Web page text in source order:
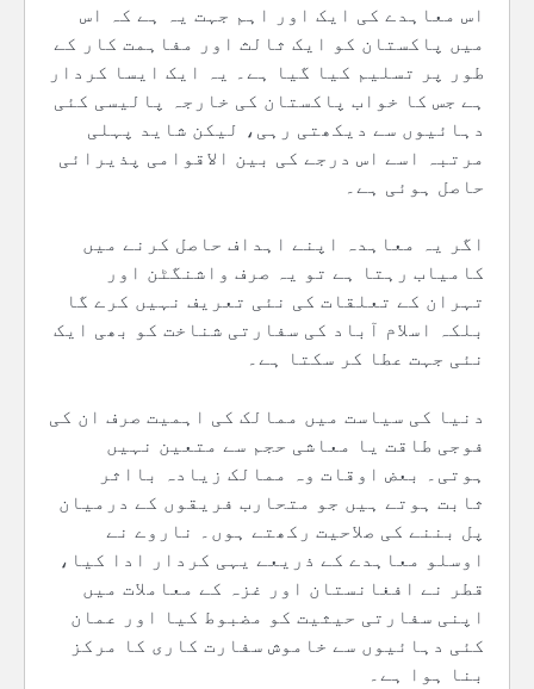
اس معاہدے کی ایک اور اہم جہت یہ ہے کہ اس
میں پاکستان کو ایک ثالث اور مفاہمت کار کے
طور پر تسلیم کیا گیا ہے۔ یہ ایک ایسا کردار
ہے جس کا خواب پاکستان کی خارجہ پالیسی کئی
دہائیوں سے دیکھتی رہی، لیکن شاید پہلی
مرتبہ اسے اس درجے کی بین الاقوامی پذیرائی
حاصل ہوئی ہے۔
اگر یہ معاہدہ اپنے اہداف حاصل کرنے میں
کامیاب رہتا ہے تو یہ صرف واشنگٹن اور
تہران کے تعلقات کی نئی تعریف نہیں کرے گا
بلکہ اسلام آباد کی سفارتی شناخت کو بھی ایک
نئی جہت عطا کر سکتا ہے۔
دنیا کی سیاست میں ممالک کی اہمیت صرف ان کی
فوجی طاقت یا معاشی حجم سے متعین نہیں
ہوتی۔ بعض اوقات وہ ممالک زیادہ بااثر
ثابت ہوتے ہیں جو متحارب فریقوں کے درمیان
پل بننے کی صلاحیت رکھتے ہوں۔ ناروے نے
اوسلو معاہدے کے ذریعے یہی کردار ادا کیا،
قطر نے افغانستان اور غزہ کے معاملات میں
اپنی سفارتی حیثیت کو مضبوط کیا اور عمان
کئی دہائیوں سے خاموش سفارت کاری کا مرکز
بنا ہوا ہے۔